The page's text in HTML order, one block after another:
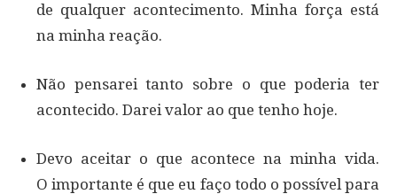
de qualquer acontecimento. Minha força está
na minha reação.
Não pensarei tanto sobre o que poderia ter
acontecido. Darei valor ao que tenho hoje.
Devo aceitar o que acontece na minha vida.
O importante é que eu faço todo o possível para